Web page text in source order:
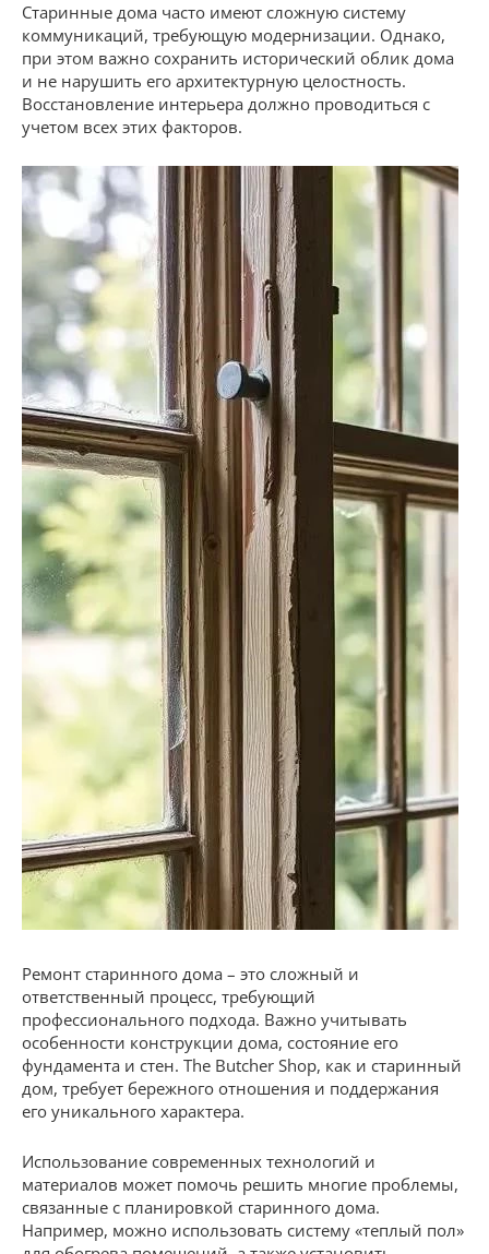
Старинные дома часто имеют сложную систему
коммуникаций, требующую модернизации. Однако,
при этом важно сохранить исторический облик дома
и не нарушить его архитектурную целостность.
Восстановление интерьера должно проводиться с
учетом всех этих факторов.
Ремонт старинного дома – это сложный и
ответственный процесс, требующий
профессионального подхода. Важно учитывать
особенности конструкции дома, состояние его
фундамента и стен. The Butcher Shop, как и старинный
дом, требует бережного отношения и поддержания
его уникального характера.
Использование современных технологий и
материалов может помочь решить многие проблемы,
связанные с планировкой старинного дома.
Например, можно использовать систему «теплый пол»